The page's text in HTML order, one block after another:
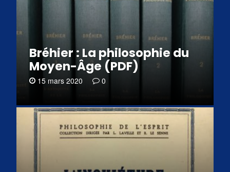
Bréhier : La philosophie du
Moyen-Âge (PDF)
15 mars 2020 0